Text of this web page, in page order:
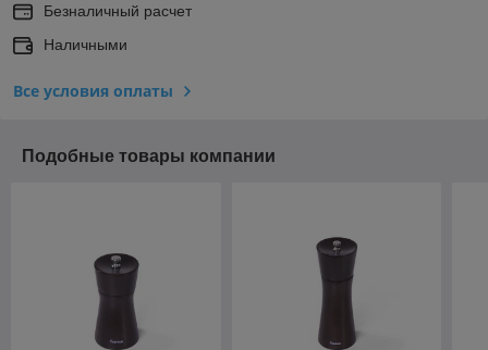
Безналичный расчет
Наличными
Все условия оплаты
Подобные товары компании